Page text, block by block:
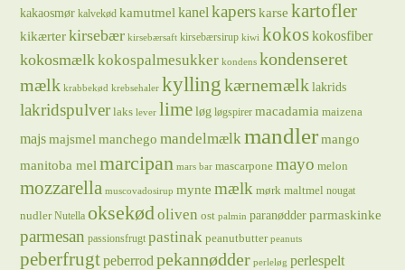
kakaosmør kalvekød kamutmel kanelkaperskarse kartofler
kikærterkirsebær kirsebærsaft kirsebærsirup kiwi kokoskokosfiber
kokosmælkkokospalmesukker kondens kondenseret
mælk krabbekød krebsehaler kylling kærnemælk lakrids
lakridspulver laks lever lime løg løgspirer macadamia maizena
majsmajsmel manchego mandelmælkmandler mango
manitoba mel marcipan mars bar mascarpone mayo melon
mozzarella muscovadosirup mynte mælk mørk maltmel nougat
nudler Nutella oksekødoliven ost palmin paranødder parmaskinke
parmesan passionsfrugt pastinak peanutbutter peanuts
peberfrugtpeberrodpekannødder perleløg perlespelt